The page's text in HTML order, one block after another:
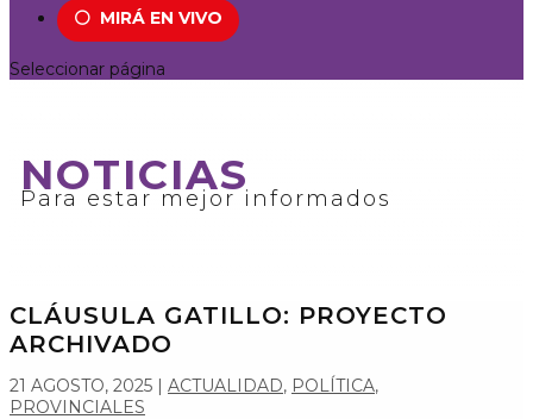
⚪ MIRÁ EN VIVO
Seleccionar página
NOTICIAS
Para estar mejor informados
CLÁUSULA GATILLO: PROYECTO
ARCHIVADO
21 AGOSTO, 2025 | ACTUALIDAD, POLÍTICA,
PROVINCIALES